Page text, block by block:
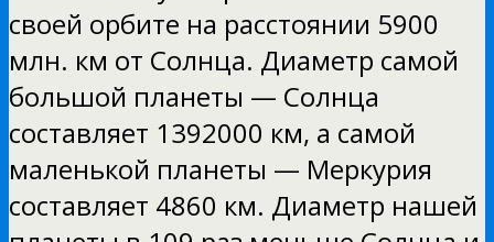
своей орбите на расстоянии 5900
млн. км от Солнца. Диаметр самой
большой планеты — Солнца
составляет 1392000 км, а самой
маленькой планеты — Меркурия
составляет 4860 км. Диаметр нашей